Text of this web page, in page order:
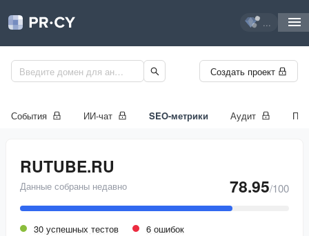
...
Создать проект
События ИИ-чат SEO-метрики Аудит
RUTUBE.RU
Данные собраны недавно 78.95/100
30 успешных тестов
6 ошибок